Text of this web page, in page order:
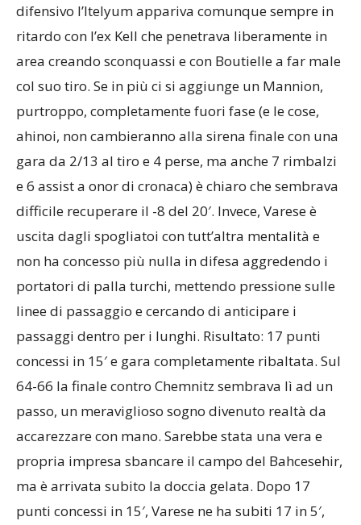
difensivo l’Itelyum appariva comunque sempre in
ritardo con l’ex Kell che penetrava liberamente in
area creando sconquassi e con Boutielle a far male
col suo tiro. Se in più ci si aggiunge un Mannion,
purtroppo, completamente fuori fase (e le cose,
ahinoi, non cambieranno alla sirena finale con una
gara da 2/13 al tiro e 4 perse, ma anche 7 rimbalzi
e 6 assist a onor di cronaca) è chiaro che sembrava
difficile recuperare il -8 del 20′. Invece, Varese è
uscita dagli spogliatoi con tutt’altra mentalità e
non ha concesso più nulla in difesa aggredendo i
portatori di palla turchi, mettendo pressione sulle
linee di passaggio e cercando di anticipare i
passaggi dentro per i lunghi. Risultato: 17 punti
concessi in 15′ e gara completamente ribaltata. Sul
64-66 la finale contro Chemnitz sembrava lì ad un
passo, un meraviglioso sogno divenuto realtà da
accarezzare con mano. Sarebbe stata una vera e
propria impresa sbancare il campo del Bahcesehir,
ma è arrivata subito la doccia gelata. Dopo 17
punti concessi in 15′, Varese ne ha subiti 17 in 5′,